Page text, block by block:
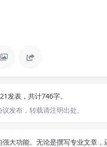
发表，共计746字。
发布，转载请注明出处。
大功能。无论是撰写专业文章